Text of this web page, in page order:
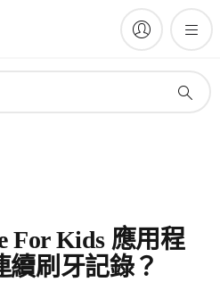
For Kids 應用程
續刷牙記錄？